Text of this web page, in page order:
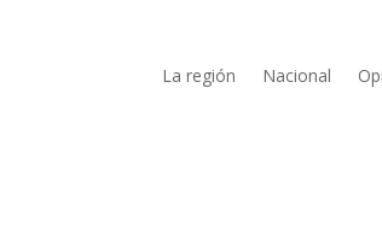
La región Nacional